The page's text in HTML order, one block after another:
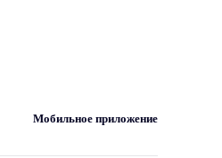
Мобильное приложение